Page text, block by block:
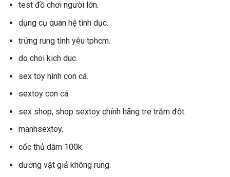
test đồ chơi người lớn.
dụng cụ quan hệ tình dục.
trứng rung tình yêu tphcm.
do choi kich duc.
sex toy hình con cá.
sextoy con cá.
sex shop, shop sextoy chính hãng tre trăm đốt.
manhsextoy.
cốc thủ dâm 100k.
dương vật giả không rung.